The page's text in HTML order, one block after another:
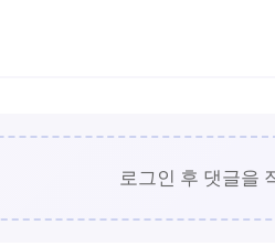
로그인 후 댓글을